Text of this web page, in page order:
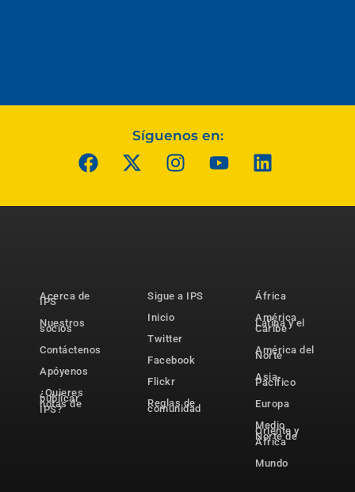
Síguenos en:
Acerca de
IPS
Nuestros
socios
Contáctenos
Apóyenos
¿Quieres
publicar
notas de
IPS?
Sigue a IPS
Inicio
Twitter
Facebook
Flickr
Reglas de
comunidad
África
América
Latina y el
Caribe
América del
Norte
Asia-
Pacífico
Europa
Medio
Oriente y
Norte de
África
Mundo